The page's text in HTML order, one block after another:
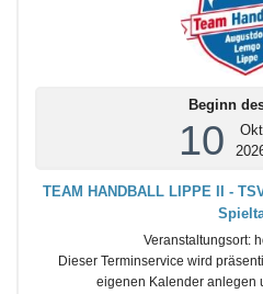
Beginn
10
Okt
TEAM HANDBALL LIPPE II -
Veranstaltungsort:
Dieser Terminservice wird
eigenen Kalender anlegen